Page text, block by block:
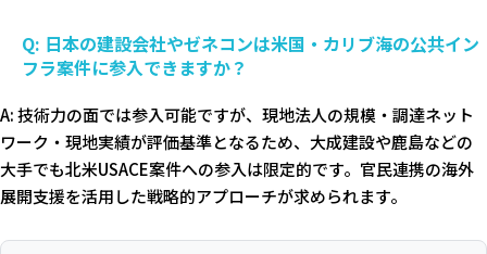
Q: 日本の建設会社やゼネコンは米国・カリブ海の公共イン
フラ案件に参入できますか？
A: 技術力の面では参入可能ですが、現地法人の規模・調達ネット
ワーク・現地実績が評価基準となるため、大成建設や鹿島などの
大手でも北米USACE案件への参入は限定的です。官民連携の海外
展開支援を活用した戦略的アプローチが求められます。